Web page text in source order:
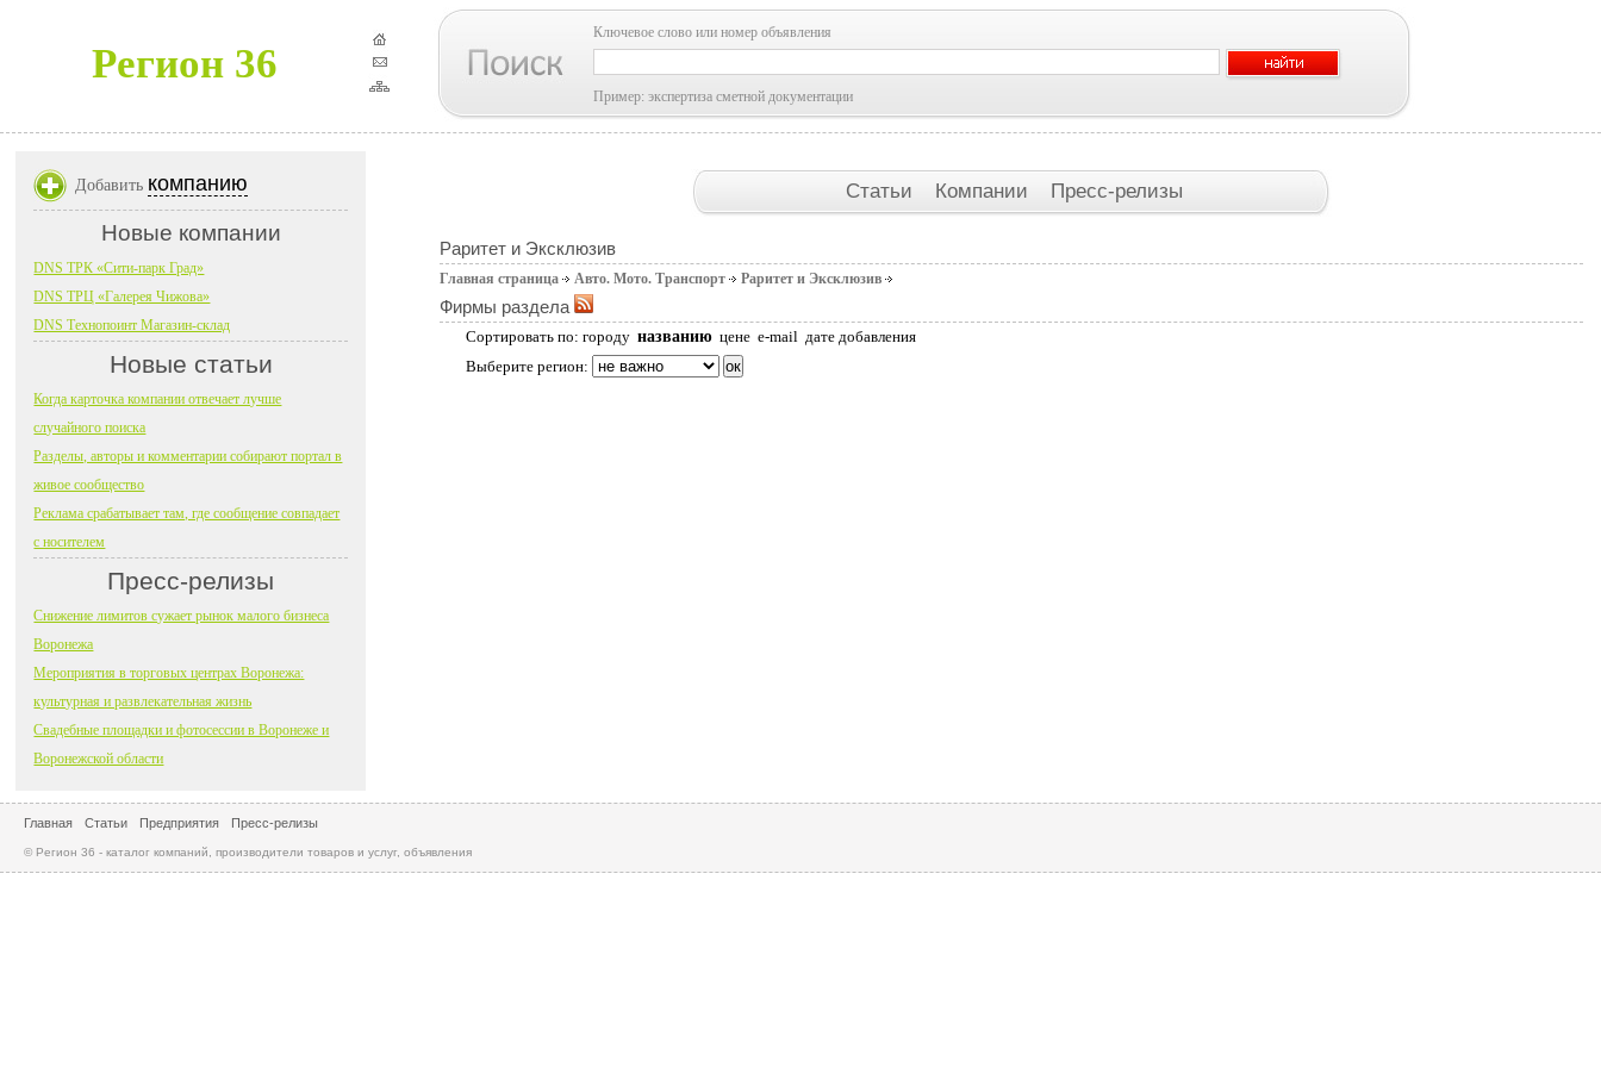
Регион 36
Ключевое слово или номер объявления
Пример: экспертиза сметной документации
Статьи Компании Пресс-релизы
Раритет и Эксклюзив
Главная страница Авто. Мото. Транспорт Раритет и Эксклюзив
Фирмы раздела
Сортировать по: городу названию цене e-mail дате добавления
Выберите регион:
Добавить компанию
Новые компании
DNS ТРК «Сити-парк Град»
DNS ТРЦ «Галерея Чижова»
DNS Технопоинт Магазин-склад
Новые статьи
Когда карточка компании отвечает лучше
случайного поиска
Разделы, авторы и комментарии собирают портал в
живое сообщество
Реклама срабатывает там, где сообщение совпадает
с носителем
Пресс-релизы
Снижение лимитов сужает рынок малого бизнеса
Воронежа
Мероприятия в торговых центрах Воронежа:
культурная и развлекательная жизнь
Свадебные площадки и фотосессии в Воронеже и
Воронежской области
Главная Статьи Предприятия Пресс-релизы
© Регион 36 - каталог компаний, производители товаров и услуг, объявления